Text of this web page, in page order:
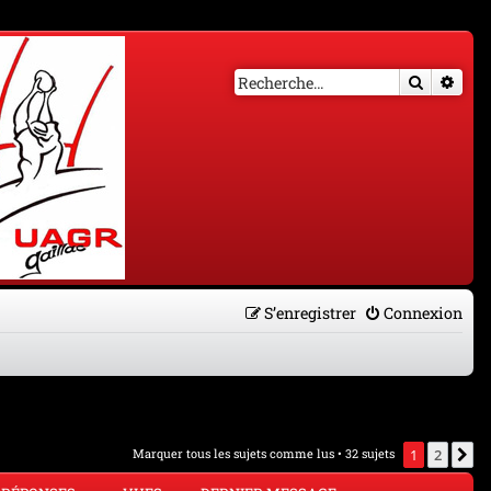
Connexion
S’enregistrer
Marquer tous les sujets comme lus • 32 sujets 1 2